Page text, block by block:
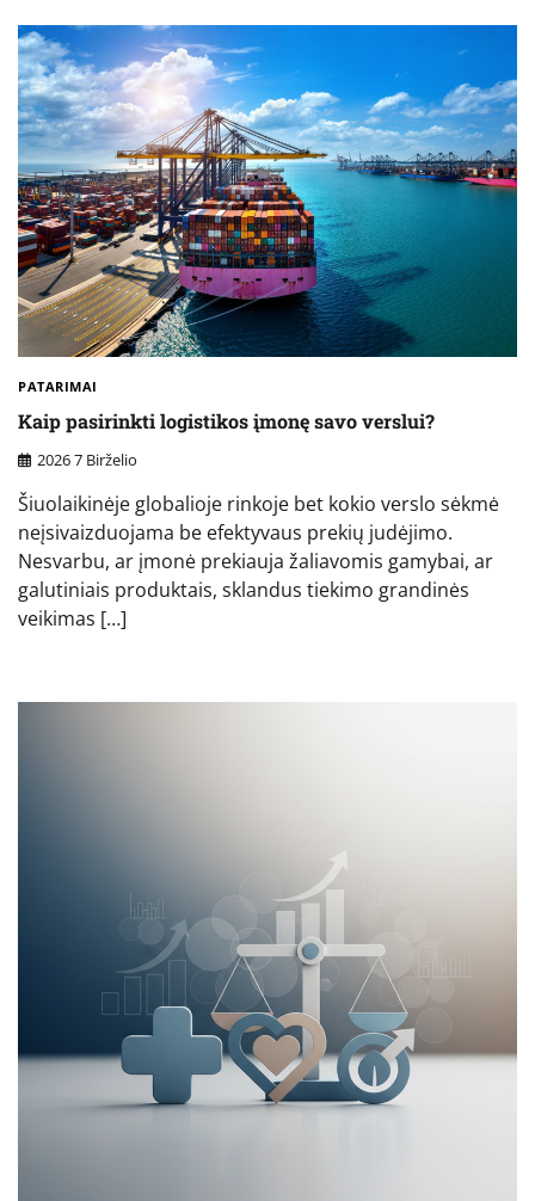
PATARIMAI
Kaip pasirinkti logistikos įmonę savo verslui?
2026 7 Birželio
Šiuolaikinėje globalioje rinkoje bet kokio verslo sėkmė
neįsivaizduojama be efektyvaus prekių judėjimo.
Nesvarbu, ar įmonė prekiauja žaliavomis gamybai, ar
galutiniais produktais, sklandus tiekimo grandinės
veikimas […]